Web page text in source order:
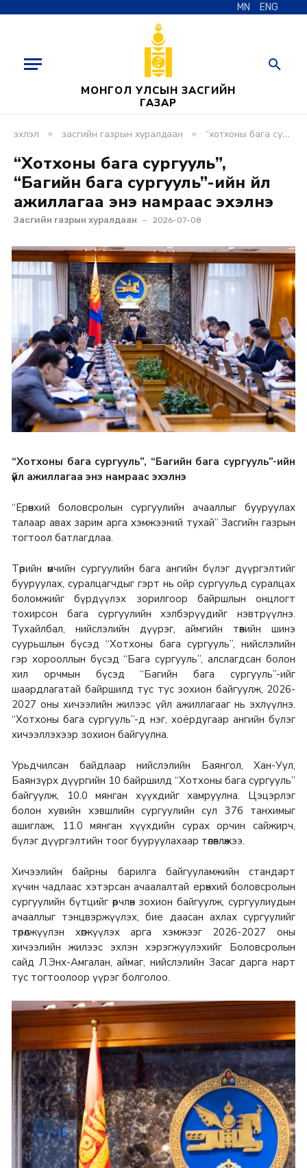
MN ENG
МОНГОЛ УЛСЫН ЗАСГИЙН
ГАЗАР
эхлэл » засгийн газрын хуралдаан » “хотхоны бага сургууль”, “багийн бага сургууль”-ийн үйл ажиллагаа энэ намраас эхэлнэ
“Хотхоны бага сургууль”,
“Багийн бага сургууль”-ийн үйл
ажиллагаа энэ намраас эхэлнэ
Засгийн газрын хуралдаан 2026-07-08
“Хотхоны бага сургууль”, “Багийн бага сургууль”-ийн
үйл ажиллагаа энэ намраас эхэлнэ
“Ерөнхий боловсролын сургуулийн ачааллыг бууруулах
талаар авах зарим арга хэмжээний тухай” Засгийн газрын
тогтоол батлагдлаа.
Төрийн өмчийн сургуулийн бага ангийн бүлэг дүүргэлтийг
бууруулах, суралцагчдыг гэрт нь ойр сургуульд суралцах
боломжийг бүрдүүлэх зорилгоор байршлын онцлогт
тохирсон бага сургуулийн хэлбэрүүдийг нэвтрүүлнэ.
Тухайлбал, нийслэлийн дүүрэг, аймгийн төвийн шинэ
суурьшлын бүсэд “Хотхоны бага сургууль”, нийслэлийн
гэр хорооллын бүсэд “Бага сургууль”, алслагдсан болон
хил орчмын бүсэд “Багийн бага сургууль”-ийг
шаардлагатай байршилд тус тус зохион байгуулж, 2026-
2027 оны хичээлийн жилээс үйл ажиллагааг нь эхлүүлнэ.
“Хотхоны бага сургууль”-д нэг, хоёрдугаар ангийн бүлэг
хичээллэхээр зохион байгуулна.
Урьдчилсан байдлаар нийслэлийн Баянгол, Хан-Уул,
Баянзүрх дүүргийн 10 байршилд “Хотхоны бага сургууль”
байгуулж, 10.0 мянган хүүхдийг хамруулна. Цэцэрлэг
болон хувийн хэвшлийн сургуулийн сул 376 танхимыг
ашиглаж, 11.0 мянган хүүхдийн сурах орчин сайжирч,
бүлэг дүүргэлтийн тоог бууруулахаар төлөвлөжээ.
Хичээлийн байрны барилга байгууламжийн стандарт
хүчин чадлаас хэтэрсан ачаалалтай ерөнхий боловсролын
сургуулийн бүтцийг өөрчлөн зохион байгуулж, сургуулиудын
ачааллыг тэнцвэржүүлэх, бие даасан ахлах сургуулийг
төрөлжүүлэн хөгжүүлэх арга хэмжээг 2026-2027 оны
хичээлийн жилээс эхлэн хэрэгжуулэхийг Боловсролын
сайд Л.Энх-Амгалан, аймаг, нийслэлийн Засаг дарга нарт
тус тогтоолоор үүрэг болголоо.